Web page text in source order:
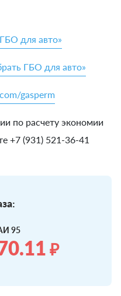
для авто»
ГБО для авто»
gasperm
по расчету экономии
+7 (931) 521-36-41
95
₽